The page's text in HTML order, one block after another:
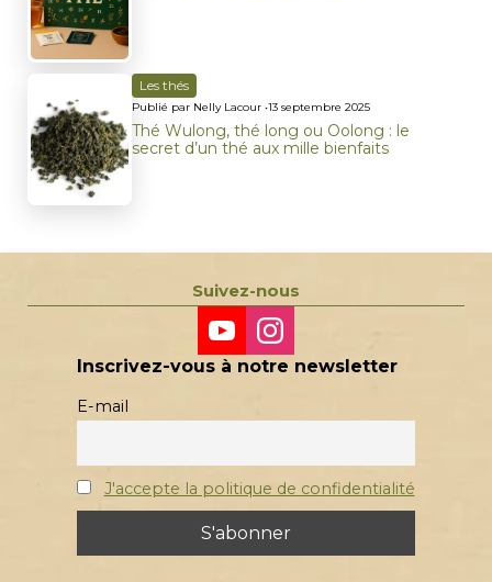
Les thés
Publié par Nelly Lacour •13 septembre 2025
Thé Wulong, thé long ou Oolong : le
secret d’un thé aux mille bienfaits
Suivez-nous
Inscrivez-vous à notre newsletter
E-mail
J'accepte la politique de confidentialité